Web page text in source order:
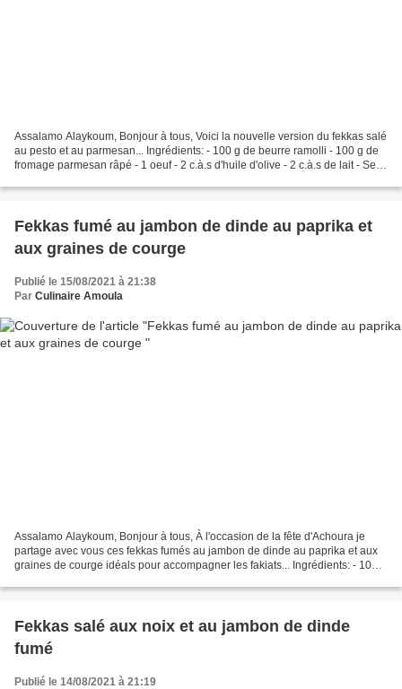
Assalamo Alaykoum, Bonjour à tous, Voici la nouvelle version du fekkas salé
au pesto et au parmesan... Ingrédients: - 100 g de beurre ramolli - 100 g de
fromage parmesan râpé - 1 oeuf - 2 c.à.s d'huile d'olive - 2 c.à.s de lait - Sel -
Fekkas fumé au jambon de dinde au paprika et
aux graines de courge
Publié le 15/08/2021 à 21:38
Par Culinaire Amoula
Assalamo Alaykoum, Bonjour à tous, À l'occasion de la fête d'Achoura je
partage avec vous ces fekkas fumés au jambon de dinde au paprika et aux
graines de courge idéals pour accompagner les fakiats... Ingrédients: - 100 g
Fekkas salé aux noix et au jambon de dinde
fumé
Publié le 14/08/2021 à 21:19